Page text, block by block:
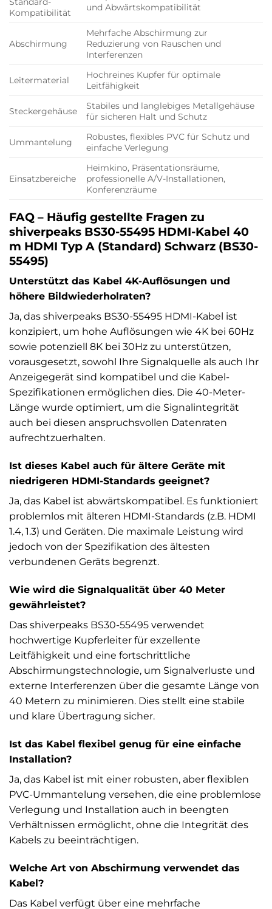
Kompatibilität
und Abwärtskompatibilität
Abschirmung
Mehrfache Abschirmung zur
Reduzierung von Rauschen und
Interferenzen
Leitermaterial
Hochreines Kupfer für optimale
Leitfähigkeit
Steckergehäuse
Stabiles und langlebiges Metallgehäuse
für sicheren Halt und Schutz
Ummantelung
Robustes, flexibles PVC für Schutz und
einfache Verlegung
Einsatzbereiche
Heimkino, Präsentationsräume,
professionelle A/V-Installationen,
Konferenzräume
FAQ – Häufig gestellte Fragen zu
shiverpeaks BS30-55495 HDMI-Kabel 40
m HDMI Typ A (Standard) Schwarz (BS30-
55495)
Unterstützt das Kabel 4K-Auflösungen und
höhere Bildwiederholraten?
Ja, das shiverpeaks BS30-55495 HDMI-Kabel ist
konzipiert, um hohe Auflösungen wie 4K bei 60Hz
sowie potenziell 8K bei 30Hz zu unterstützen,
vorausgesetzt, sowohl Ihre Signalquelle als auch Ihr
Anzeigegerät sind kompatibel und die Kabel-
Spezifikationen ermöglichen dies. Die 40-Meter-
Länge wurde optimiert, um die Signalintegrität
auch bei diesen anspruchsvollen Datenraten
aufrechtzuerhalten.
Ist dieses Kabel auch für ältere Geräte mit
niedrigeren HDMI-Standards geeignet?
Ja, das Kabel ist abwärtskompatibel. Es funktioniert
problemlos mit älteren HDMI-Standards (z.B. HDMI
1.4, 1.3) und Geräten. Die maximale Leistung wird
jedoch von der Spezifikation des ältesten
verbundenen Geräts begrenzt.
Wie wird die Signalqualität über 40 Meter
gewährleistet?
Das shiverpeaks BS30-55495 verwendet
hochwertige Kupferleiter für exzellente
Leitfähigkeit und eine fortschrittliche
Abschirmungstechnologie, um Signalverluste und
externe Interferenzen über die gesamte Länge von
40 Metern zu minimieren. Dies stellt eine stabile
und klare Übertragung sicher.
Ist das Kabel flexibel genug für eine einfache
Installation?
Ja, das Kabel ist mit einer robusten, aber flexiblen
PVC-Ummantelung versehen, die eine problemlose
Verlegung und Installation auch in beengten
Verhältnissen ermöglicht, ohne die Integrität des
Kabels zu beeinträchtigen.
Welche Art von Abschirmung verwendet das
Kabel?
Das Kabel verfügt über eine mehrfache